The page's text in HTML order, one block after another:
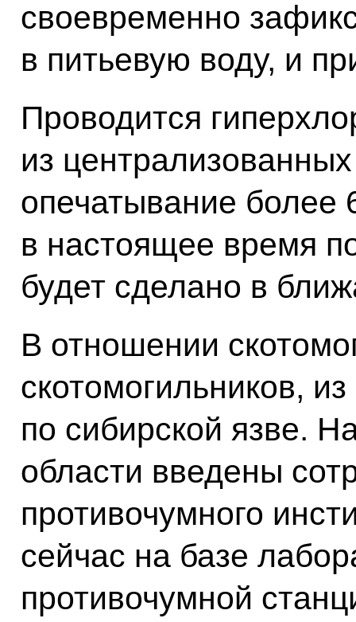
своевременно
в питьевую воду, и
Проводится
из
опечатывание более
в настоящее время
будет сделано в
В отношении
скотомогильников,
по сибирской язве.
области введены
противочумного
сейчас на базе
противочумной